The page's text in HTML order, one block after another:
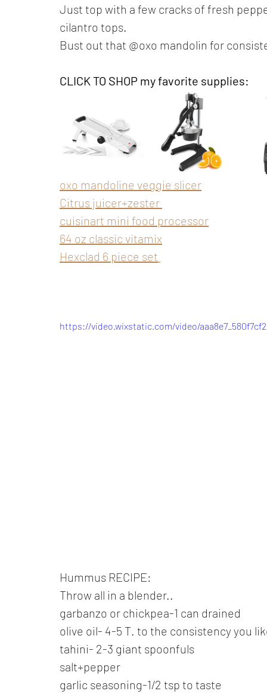
Just top with a few cracks of fresh
cilantro tops.
Bust out that @oxo mandolin for
CLICK TO SHOP my favorite supplies:
oxo mandoline veggie slicer
Citrus juicer+zester
cuisinart mini food processor
64 oz classic vitamix
Hexclad 6 piece set
https://video.wixstatic.com/video/
Hummus RECIPE:
Throw all in a blender..
garbanzo or chickpea-1 can drained
olive oil- 4-5 T. to the consistency you
tahini- 2-3 giant spoonfuls
salt+pepper
garlic seasoning-1/2 tsp to taste